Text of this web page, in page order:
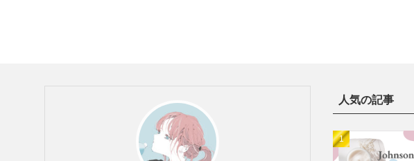
人気の記事